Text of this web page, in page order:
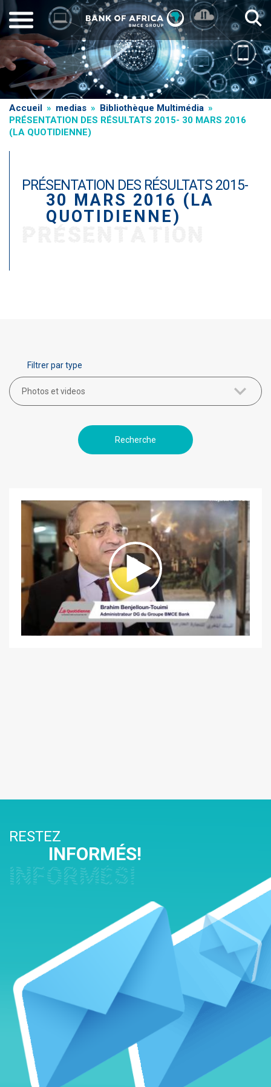
Aller
au
contenu
principal
Fil
d'Ariane
Accueil medias
Bibliothèque Multimédia
PRÉSENTATION DES RÉSULTATS 2015- 30 MARS 2016
(LA QUOTIDIENNE)
PRÉSENTATION DES RÉSULTATS 2015-
30 MARS 2016 (LA
QUOTIDIENNE)
Filtrer par type
Photos et videos
RESTEZ
INFORMÉS!
INFORMÉS!